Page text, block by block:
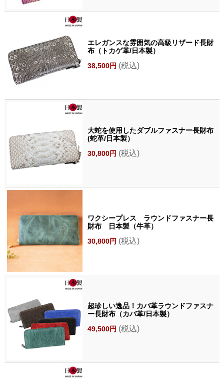
エレガンスな雰囲気の高級リザード長財
布（トカゲ革/日本製）
38,500円 (税込)
大蛇を使用したダブルファスナー長財布
(蛇革/日本製）
30,800円 (税込)
ワクシープレス ラウンドファスナー長
財布 日本製（牛革）
30,800円 (税込)
超珍しい逸品！カバ革ラウンドファスナ
ー長財布（カバ革/日本製）
49,500円 (税込)